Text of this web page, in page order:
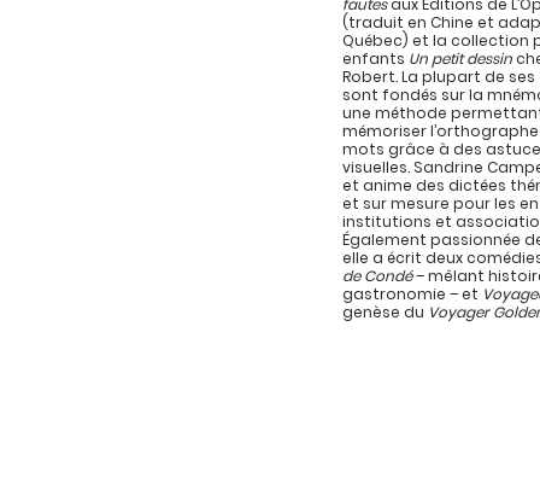
(traduit en Chine et
Québec) et la collection
enfants Un petit dessin
Robert. La plupart de
sont fondés sur la
une méthode
mémoriser
mots grâce à des
visuelles. Sandrine
et anime des dictées
et sur mesure pour les
institutions et
Également passionnée
elle a écrit deux
de Condé– mêlant
gastronomie – et
genèse du Voyager